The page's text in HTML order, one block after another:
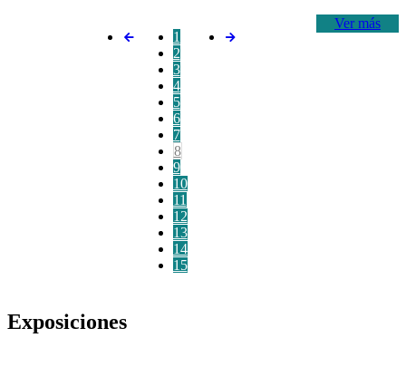
Ver más
1
2
3
4
5
6
7
8
9
10
11
12
13
14
15
Exposiciones